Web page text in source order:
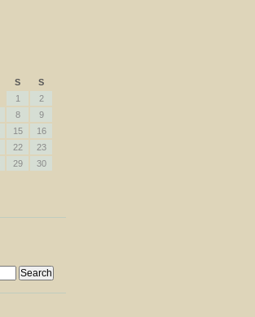
S S
1
2
8
9
15
16
22
23
29
30